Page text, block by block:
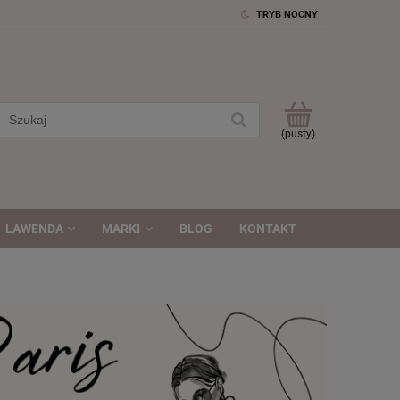
TRYB NOCNY
(pusty)
LAWENDA MARKI BLOG KONTAKT